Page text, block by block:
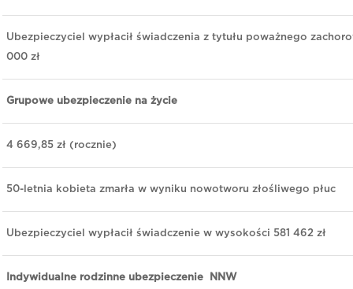
Ubezpieczyciel wypłacił świadczenia z tytułu poważnego
000 zł
Grupowe ubezpieczenie na życie
4 669,85 zł (rocznie)
50-letnia kobieta zmarła w wyniku nowotworu złośliwego płuc
Ubezpieczyciel wypłacił świadczenie w wysokości 581 462 zł
Indywidualne rodzinne ubezpieczenie NNW